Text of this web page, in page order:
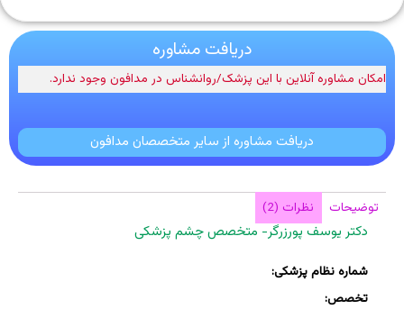
دریافت مشاوره
امکان مشاوره آنلاین با این پزشک/روانشناس در مدافون وجود ندارد.
دریافت مشاوره از سایر متخصصان مدافون
توضیحات نظرات (2)
دکتر یوسف پورزرگر- متخصص چشم پزشکی
شماره نظام پزشکی:
تخصص: